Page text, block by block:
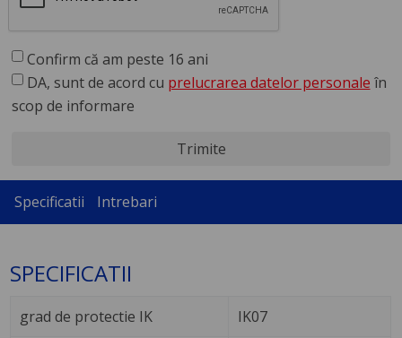
Confirm că am peste 16 ani
DA, sunt de acord cu prelucrarea datelor personale în
scop de informare
Trimite
Specificatii Intrebari
SPECIFICATII
grad de protectie IK IK07